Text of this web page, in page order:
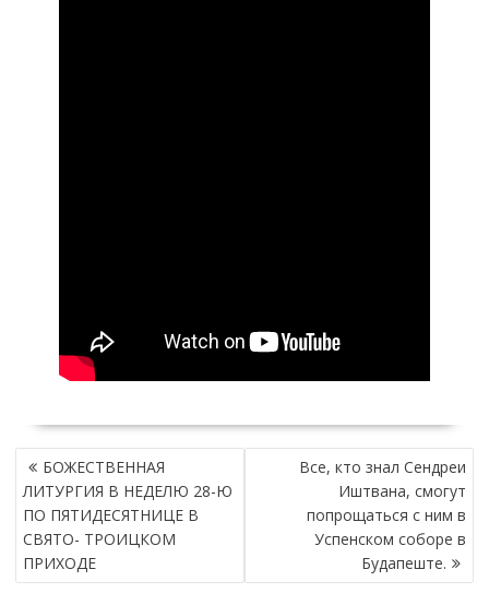
Н
А
В
И
А
БОЖЕСТВЕННАЯ
ЛИТУРГИЯ В НЕДЕЛЮ 28-Ю
ПО ПЯТИДЕСЯТНИЦЕ В
СВЯТО- ТРОИЦКОМ
ПРИХОДЕ
Все, кто знал Сендреи
Иштвана, смогут
попрощаться с ним в
Успенском соборе в
Будапеште.